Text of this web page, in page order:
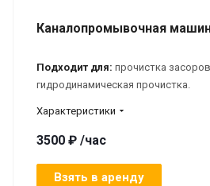
Каналопромывочная
Подходит для: прочистка засоров
гидродинамическая прочистка.
Характеристики
3500 ₽ /час
Взять в аренду